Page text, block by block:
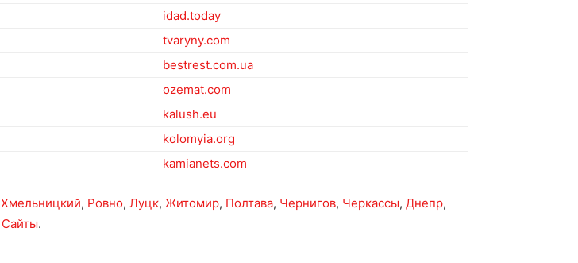
idad.today
tvaryny.com
bestrest.com.ua
ozemat.com
kalush.eu
kolomyia.org
kamianets.com
Хмельницкий, Ровно, Луцк, Житомир, Полтава, Чернигов, Черкассы, Днепр,
Сайты.